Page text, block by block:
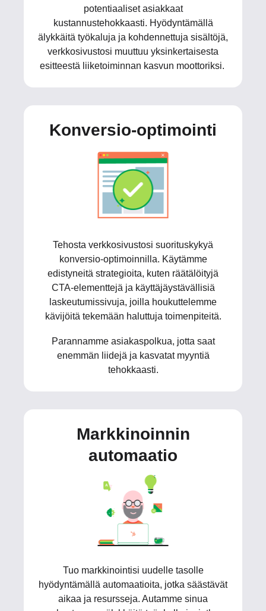
potentiaaliset asiakkaat
kustannustehokkaasti. Hyödyntämällä
älykkäitä työkaluja ja kohdennettuja sisältöjä,
verkkosivustosi muuttuu yksinkertaisesta
esitteestä liiketoiminnan kasvun moottoriksi.
Konversio-optimointi
Tehosta verkkosivustosi suorituskykyä
konversio-optimoinnilla. Käytämme
edistyneitä strategioita, kuten räätälöityjä
CTA-elementtejä ja käyttäjäystävällisiä
laskeutumissivuja, joilla houkuttelemme
kävijöitä tekemään haluttuja toimenpiteitä.
Parannamme asiakaspolkua, jotta saat
enemmän liidejä ja kasvatat myyntiä
tehokkaasti.
Markkinoinnin
automaatio
Tuo markkinointisi uudelle tasolle
hyödyntämällä automaatioita, jotka säästävät
aikaa ja resursseja. Autamme sinua